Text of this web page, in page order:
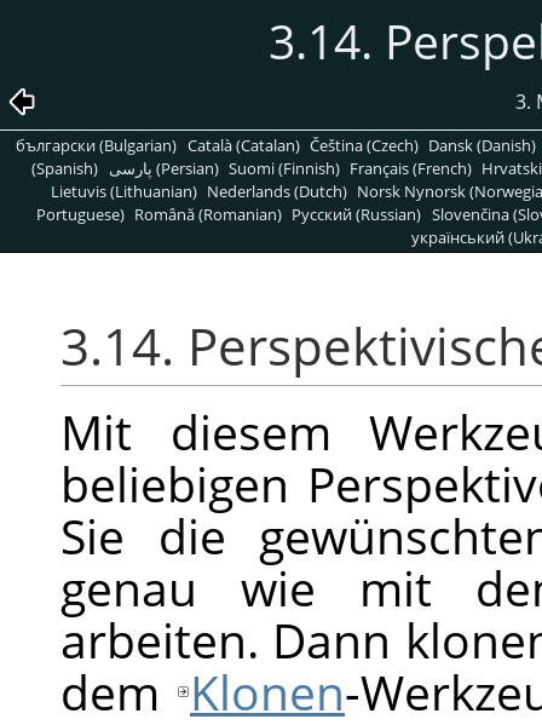
3.14.
3.
български (Bulgarian) Català (Catalan) Čeština (Czech) Dansk (Danish)
(Spanish)
پارسی (Persian) Suomi (Finnish) Français (French)
Lietuvis (Lithuanian) Nederlands (Dutch) Norsk Nynorsk
Portuguese) Română (Romanian) Pусский (Russian) Slovenčina
український
3.14.
Mit diesem
beliebigen
Sie die
genau wie mit
arbeiten. Dann
dem Klonen-